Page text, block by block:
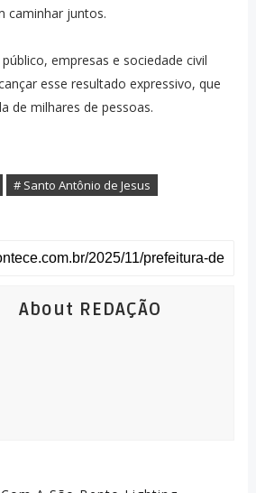
caminhar juntos.
empresas e sociedade civil
esse resultado expressivo, que
de milhares de pessoas.
# Santo Antônio de Jesus
About REDAÇÃO